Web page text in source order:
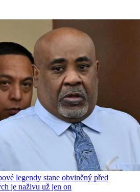
legendy stane obviněný před
je naživu už jen on